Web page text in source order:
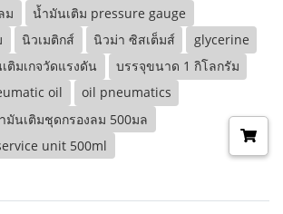
ม
น้ำมันเติม pressure gauge
นิวเมติกส์ นิวม่า ซิสเต็มส์
glycerine
ติมเกจวัดแรงดัน
บรรจุขนาด 1 กิโลกรัม
oil
oil pneumatics
มันเติมชุดกรองลม 500มล
unit 500ml